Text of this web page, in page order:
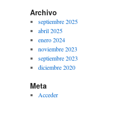
Archivo
septiembre 2025
abril 2025
enero 2024
noviembre 2023
septiembre 2023
diciembre 2020
Meta
Acceder